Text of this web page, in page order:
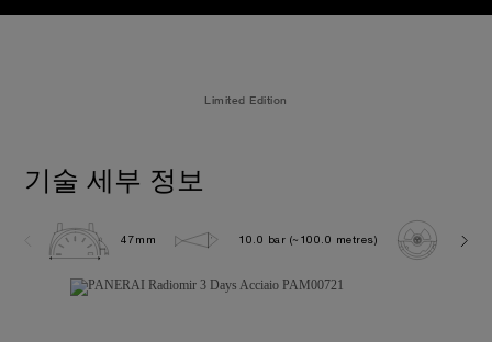
Limited Edition
기술 세부 정보
47mm 10.0 bar (~100.0 metres)